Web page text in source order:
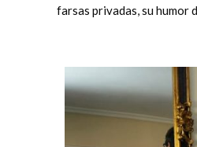
farsas privadas, su humor